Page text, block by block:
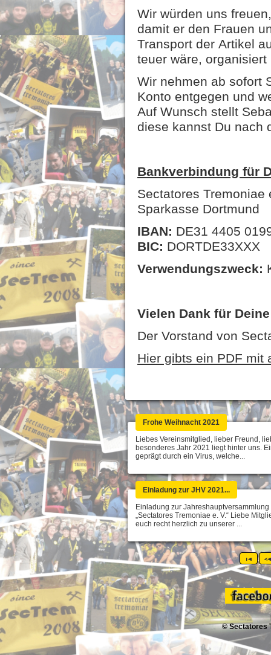
Wir würden uns
damit er den Frauen
Transport der Artikel
teuer wäre,
Wir nehmen ab sofort
Konto entgegen und
Auf Wunsch stellt
diese kannst Du nach
Bankverbindung für
Sectatores Tremoniae
Sparkasse Dortmund
IBAN: DE31 4405
BIC: DORTDE33XXX
Verwendungszweck:
Vielen Dank für
Der Vorstand von
Hier gibts ein PDF mit
Frohe Weihnacht 2021
Liebes Vereinsmitglied, lieber Freund,
besonderes Jahr 2021 liegt hinter uns.
geprägt durch ein Virus, welche...
Einladung zur JHV 2021...
Einladung zur
„Sectatores Tremoniae e. V.“ Liebe
euch recht herzlich zu unserer ...
© Sectatores